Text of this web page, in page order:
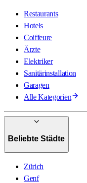
Restaurants
Hotels
Coiffeure
Ärzte
Elektriker
Sanitärinstallation
Garagen
Alle Kategorien
Beliebte Städte
Zürich
Genf